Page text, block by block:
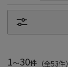
1～30件 （全53件）